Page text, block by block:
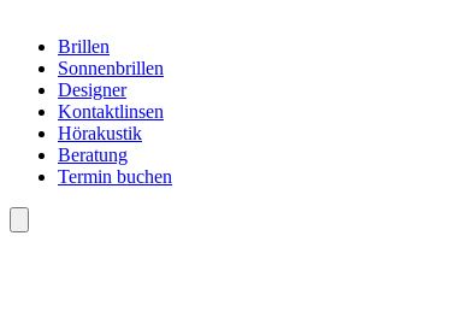
Brillen
Sonnenbrillen
Designer
Kontaktlinsen
Hörakustik
Beratung
Termin buchen